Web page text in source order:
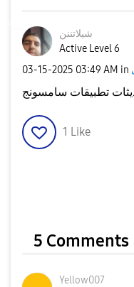
شيلاتننن
Active Level 6
‎03-15-2025 03:49 AM in
1 Like
5 Comments
Yellow007